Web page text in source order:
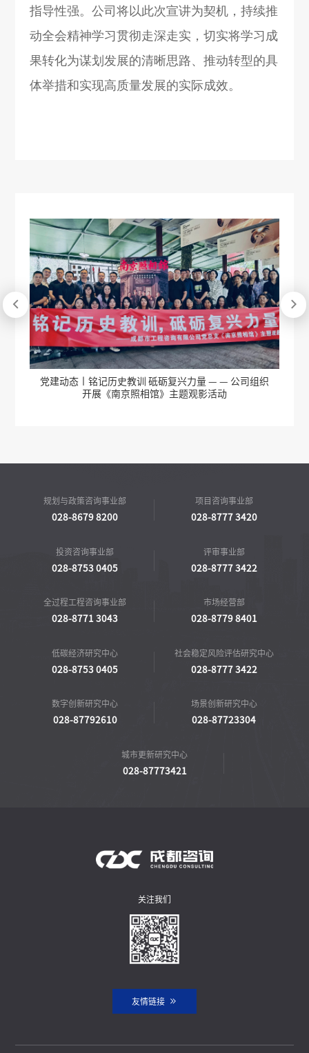
指导性强。公司将以此次宣讲为契机，持续推
动全会精神学习贯彻走深走实，切实将学习成
果转化为谋划发展的清晰思路、推动转型的具
体举措和实现高质量发展的实际成效。
党建动态丨铭记历史教训 砥砺复兴力量 — — 公司组织
开展《南京照相馆》主题观影活动
 
规划与政策咨询事业部
028-8679 8200
项目咨询事业部
028-8777 3420
投资咨询事业部
028-8753 0405
评审事业部
028-8777 3422
全过程工程咨询事业部
028-8771 3043
市场经营部
028-8779 8401
低碳经济研究中心
028-8753 0405
社会稳定风险评估研究中心
028-8777 3422
数字创新研究中心
028-87792610
场景创新研究中心
028-87723304
城市更新研究中心
028-87773421
关注我们
友情链接